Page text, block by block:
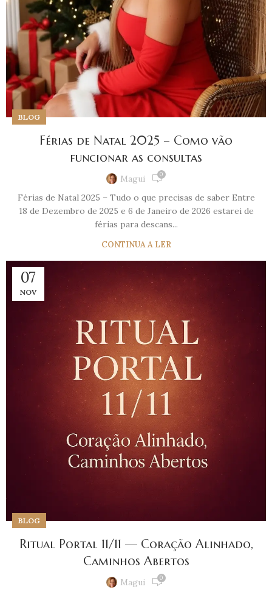
BLOG
Férias de Natal 2025 – Como vão
funcionar as consultas
Magui 0
Férias de Natal 2025 – Tudo o que precisas de saber Entre
18 de Dezembro de 2025 e 6 de Janeiro de 2026 estarei de
férias para descans...
CONTINUA A LER
07
NOV
BLOG
Ritual Portal 11/11 — Coração Alinhado,
Caminhos Abertos
Magui 0